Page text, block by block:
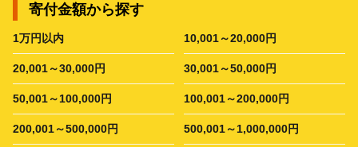
寄付金額から探す
1万円以内 10,001～20,000円
20,001～30,000円 30,001～50,000円
50,001～100,000円 100,001～200,000円
200,001～500,000円 500,001～1,000,000円